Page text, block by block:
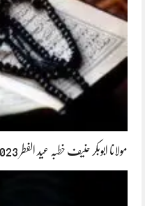
مولانا ابوبکر حنیف خطبہ عید الفطر 2023-04-22